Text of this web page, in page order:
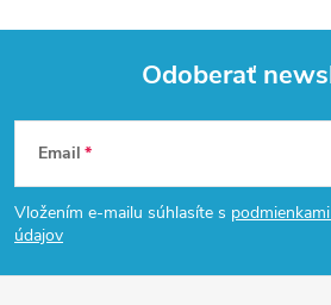
Z
á
p
Odoberať
Email
Vložením e-mailu súhlasíte s
údajov